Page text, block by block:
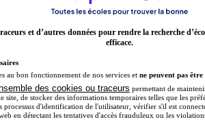
et d’autres données pour rendre la recherche
efficace.
au bon fonctionnement de nos services et ne peuvent pas être
des cookies ou traceurs permettant de
site, de stocker des informations temporaires telles que les
processus d'identification de l'utilisateur, vérifier s'il est
en détectant les tentatives d'accès frauduleux ou les